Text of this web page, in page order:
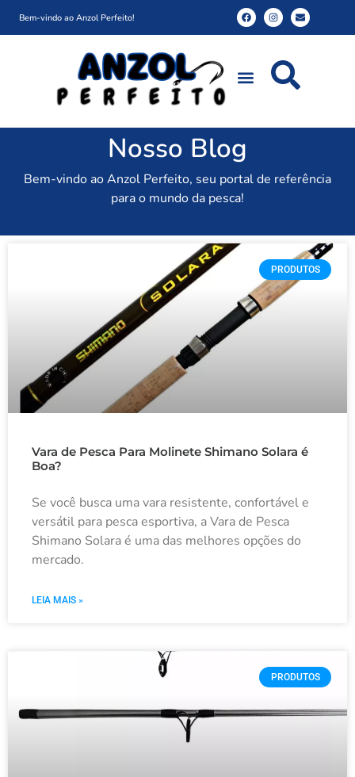
Bem-vindo ao Anzol Perfeito!
Nosso Blog
Bem-vindo ao Anzol Perfeito, seu portal de referência
para o mundo da pesca!
PRODUTOS
Vara de Pesca Para Molinete Shimano Solara é
Boa?
Se você busca uma vara resistente, confortável e
versátil para pesca esportiva, a Vara de Pesca
Shimano Solara é uma das melhores opções do
mercado.
LEIA MAIS »
PRODUTOS